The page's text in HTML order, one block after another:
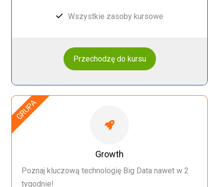
Wszystkie zasoby kursowe
Przechodzę do kursu
GRUPA
Growth
Poznaj kluczową technologię Big Data nawet w 2
tygodnie!